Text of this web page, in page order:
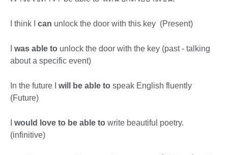
I think I can unlock the door with this key (Present)
was able to unlock the door with the key (past - talking
about a specific event)
In the future I will be able to speak English fluently
(Future)
would love to be able to write beautiful poetry.
(infinitive)